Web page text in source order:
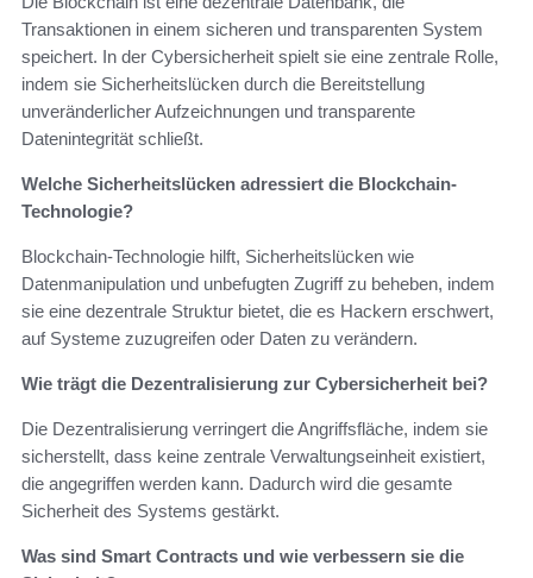
Transaktionen in einem sicheren und transparenten System
speichert. In der Cybersicherheit spielt sie eine zentrale Rolle,
indem sie Sicherheitslücken durch die Bereitstellung
unveränderlicher Aufzeichnungen und transparente
Datenintegrität schließt.
Welche Sicherheitslücken adressiert die Blockchain-
Technologie?
Blockchain-Technologie hilft, Sicherheitslücken wie
Datenmanipulation und unbefugten Zugriff zu beheben, indem
sie eine dezentrale Struktur bietet, die es Hackern erschwert,
auf Systeme zuzugreifen oder Daten zu verändern.
Wie trägt die Dezentralisierung zur Cybersicherheit bei?
Die Dezentralisierung verringert die Angriffsfläche, indem sie
sicherstellt, dass keine zentrale Verwaltungseinheit existiert,
die angegriffen werden kann. Dadurch wird die gesamte
Sicherheit des Systems gestärkt.
Was sind Smart Contracts und wie verbessern sie die